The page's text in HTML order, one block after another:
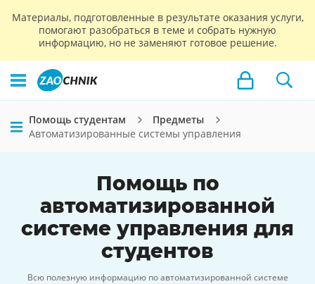
Материалы, подготовленные в результате оказания услуги,
помогают разобраться в теме и собрать нужную
информацию, но не заменяют готовое решение.
Помощь студентам
Предметы
Автоматизированные системы управления
Помощь по
автоматизированной
системе управления для
студентов
Всю полезную информацию по автоматизированной системе